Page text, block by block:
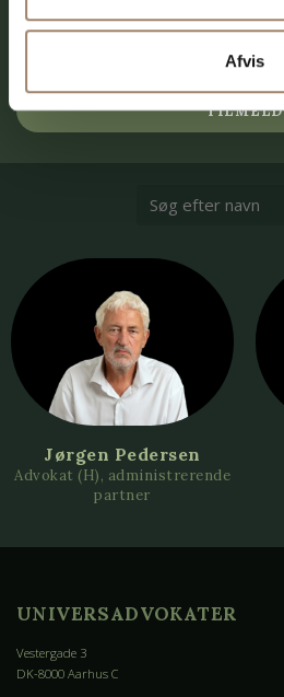
Afvis
TILMELD
Jørgen Pedersen
Advokat (H), administrerende
partner
UNIVERSADVOKATER
Vestergade 3
DK-8000 Aarhus C